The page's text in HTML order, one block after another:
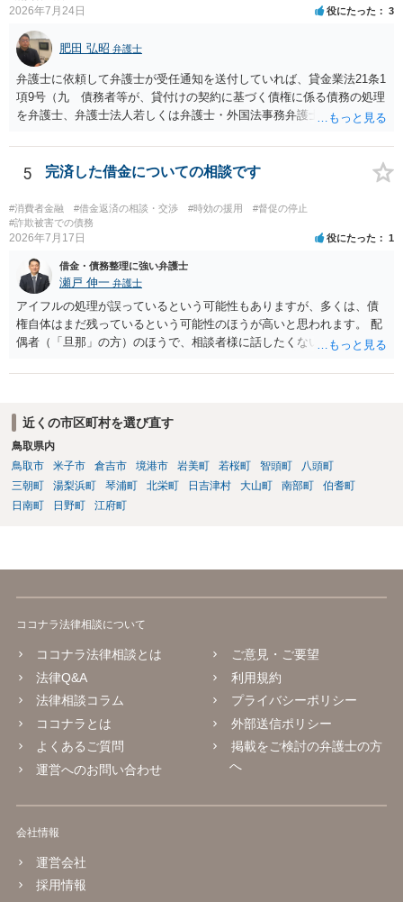
2026年7月24日 役にたった 3
肥田 弘昭 弁護士
弁護士に依頼して弁護士が受任通知を送付していれば、貸金業法21条1
項9号（九 債務者等が、貸付けの契約に基づく債権に係る債務の処理
を弁護士、弁護士法人若しくは弁護士・外国法事務弁護士共同法人若
等」という。）に委託し、又はその処理のため必要な裁判所における
民事事件に関する手続をとり、弁護士等又は裁判所から書面によりそ
の旨の通知があつた場合において、正当な理由がないのに、債務者等
に対し、電話をかけ、電報を送達し、若しくはファクシミリ装置を用
いて送信し、又は訪問する方法により、当該債務を弁済することを要
求し、これに対し債務者等から直接要求しないよう求められたにもか
かわらず、更にこれらの方法で当該債務を弁済することを要求するこ
と。）に違反しています。監督官庁に行政処分を求める、裁判所に仮
処分申請、不退去罪が成立すれば警察に通報などの対応が考えられま
す。ご参考にしてください。
5 完済した借金についての相談です
#消費者金融 #借金返済の相談・交渉 #時効の援用
#督促の停止
#詐欺被害での債務
2026年7月17日 役にたった 1
借金・債務整理に強い弁護士
瀬戸 伸一 弁護士
アイフルの処理が誤っているという可能性もありますが、多くは、債
権自体はまだ残っているという可能性のほうが高いと思われます。 配
偶者（「旦那」の方）のほうで、相談者様に話したくない事情等もあ
援用という方法も取れる可能性があるため、御主人に法律事務所に相
せない事情もあるかもしれないのでおひとりで行ってもらうほうがい
いかもしれません。 配偶者の債務がある状態で配偶者が亡くなると債
務を相談者様が相続するという状態になる（相続放棄などの亡くなっ
てからの方法もありますが）ため、相談者様にも関係することだとし
て相談にいくようにお話してみてはどうでしょうか。
近くの市区町村を選び直す
鳥取県内
鳥取市
米子市 倉吉市 境港市 岩美町 若桜町 智頭町
八頭町
三朝町
湯梨浜町 琴浦町 北栄町 日吉津村 大山町 南部町
伯耆町
日南町
日野町 江府町
ココナラ法律相談について
ココナラ法律相談とは
法律Q&A
法律相談コラム
ココナラとは
よくあるご質問
運営へのお問い合わせ
ご意見・ご要望
利用規約
プライバシーポリシー
外部送信ポリシー
掲載をご検討の弁護士の方
へ
会社情報
運営会社
採用情報